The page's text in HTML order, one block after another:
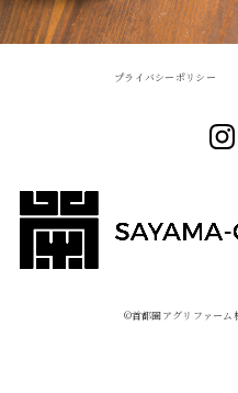
プライバシーポリシー
©︎首都圏アグリファー